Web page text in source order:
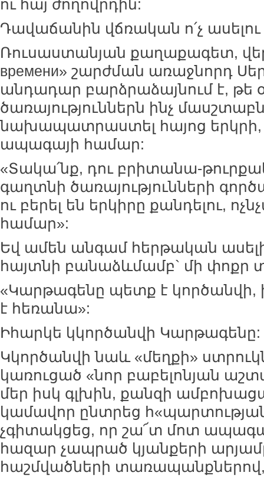
ու հայ ժողովրդին:
Դավաճանին վճռական ո՛չ
Ռուսաստանյան քաղաքագետ,
времени» շարժման առաջնորդ
անդադար բարձրաձայնում է, թե
ծառայություններն ինչ
նախապատրաստել հայոց երկրի,
ապագայի համար:
«Տակա՛նք, դու բրիտանա-
գաղտնի ծառայությունների
ու բերել են երկիրը քանդելու,
համար»:
Եվ ամեն անգամ հերթական
հայտնի բանաձևմամբ` մի փոքր
«Կարթագենը պետք է կործանվի,
է հեռանա»:
Իհարկե կկործանվի Կարթագենը:
Կկործանվի նաև «մեղքի»
կառուցած «նոր բաբելոնյան
մեր իսկ գլխին, քանզի
կամավոր ընտրեց
չգիտակցեց, որ շա՜տ մոտ
հազար չապրած կյանքերի
հաշմվածների տառապանքներով,